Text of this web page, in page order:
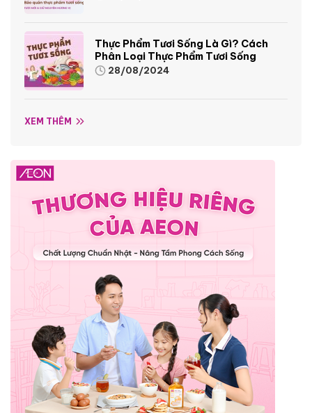
Thực Phẩm Tươi Sống Là Gì? Cách
Phân Loại Thực Phẩm Tươi Sống
28/08/2024
XEM THÊM